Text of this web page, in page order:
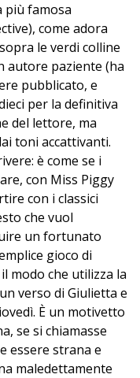
più famosa
come adora
le verdi colline
autore paziente (ha
pubblicato, e
per la definitiva
del lettore, ma
toni accattivanti.
è come se i
con Miss Piggy
con i classici
che vuol
un fortunato
gioco di
modo che utilizza la
verso di Giulietta e
È un motivetto
se si chiamasse
essere strana e
maledettamente